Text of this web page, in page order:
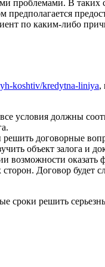
проблемами. В таких
по каким-либо
koshtiv/kredytna-liniya,
условия должны
договорные
объект залога и
возможности
Договор будет
решить